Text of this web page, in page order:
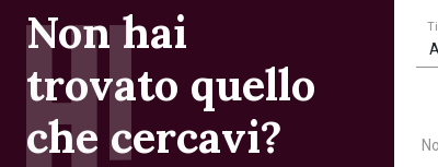
Non hai
trovato quello
che cercavi?